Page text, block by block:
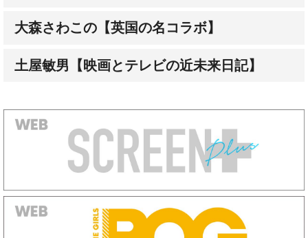
大森さわこの【英国の名コラボ】
土屋敏男【映画とテレビの近未来日記】